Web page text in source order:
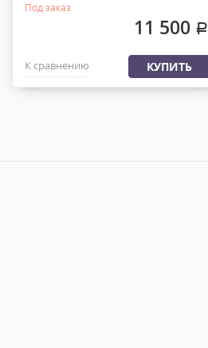
Под заказ
11 500 .
К сравнению КУПИТЬ